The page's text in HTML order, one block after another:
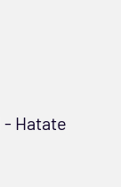
- Hatate